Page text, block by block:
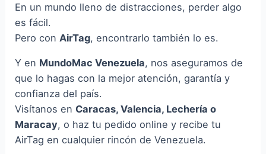
En un mundo lleno de distracciones, perder algo
es fácil.
Pero conAirTag, encontrarlo también lo es.
Y en MundoMac Venezuela, nos aseguramos de
que lo hagas con la mejor atención, garantía y
confianza del país.
Visítanos enCaracas, Valencia, Lechería o
Maracay, o haz tu pedido online y recibe tu
AirTag en cualquier rincón de Venezuela.